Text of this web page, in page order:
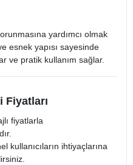
yardımcı olmak
esnek yapısı sayesinde
ve pratik kullanım sağlar.
Fiyatları
fiyatlarla
kullanıcıların ihtiyaçlarına